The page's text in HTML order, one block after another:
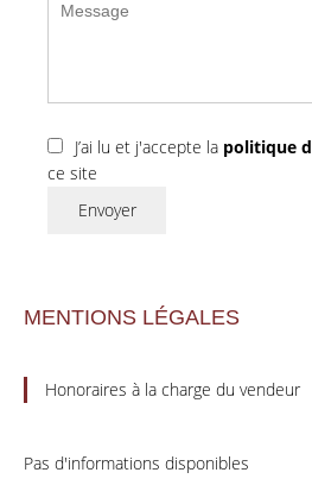
J’ai lu et j'accepte la politique
ce site
Envoyer
MENTIONS LÉGALES
Honoraires à la charge du vendeur
Pas d'informations disponibles